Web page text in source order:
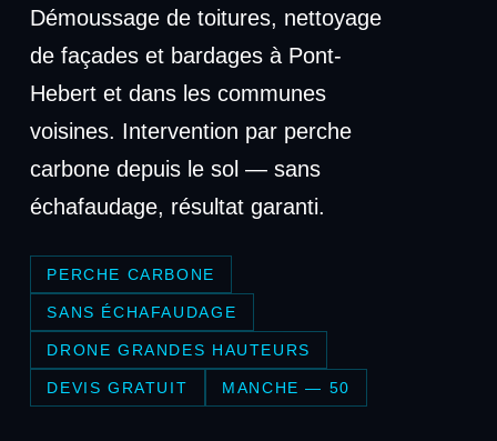
Démoussage de toitures, nettoyage
de façades et bardages à Pont-
Hebert et dans les communes
voisines. Intervention par perche
carbone depuis le sol — sans
échafaudage, résultat garanti.
PERCHE CARBONE
SANS ÉCHAFAUDAGE
DRONE GRANDES HAUTEURS
DEVIS GRATUIT MANCHE — 50